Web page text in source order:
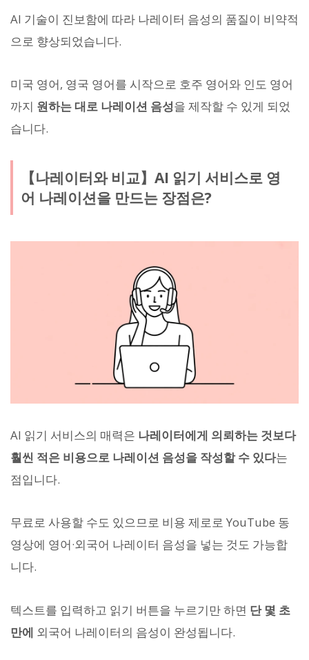
AI 기술이 진보함에 따라 나레이터 음성의 품질이 비약적
으로 향상되었습니다.
미국 영어, 영국 영어를 시작으로 호주 영어와 인도 영어
까지 원하는 대로 나레이션 음성을 제작할 수 있게 되었
습니다.
【나레이터와 비교】AI 읽기 서비스로 영
어 나레이션을 만드는 장점은?
AI 읽기 서비스의 매력은 나레이터에게 의뢰하는 것보다
훨씬 적은 비용으로 나레이션 음성을 작성할 수 있다는
점입니다.
무료로 사용할 수도 있으므로 비용 제로로 YouTube 동
영상에 영어·외국어 나레이터 음성을 넣는 것도 가능합
니다.
텍스트를 입력하고 읽기 버튼을 누르기만 하면 단 몇 초
만에 외국어 나레이터의 음성이 완성됩니다.